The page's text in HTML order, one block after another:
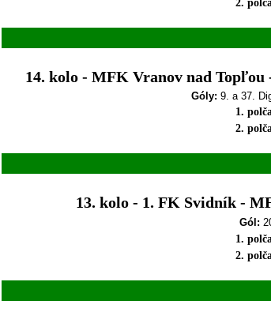
2.
14. kolo - MFK Vranov nad
Góly: 9. a 37.
1.
2.
13. kolo - 1. FK Svidník -
Gól:
1.
2.